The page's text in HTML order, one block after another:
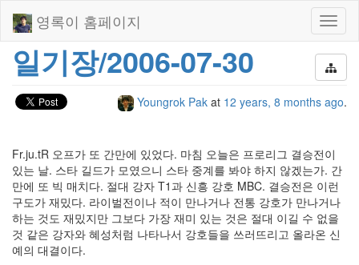
영록이 홈페이지
일기장/2006-07-30
Youngrok Pak at 12 years, 8 months ago.
Fr.ju.tR 오프가 또 간만에 있었다. 마침 오늘은 프로리그 결승전이
있는 날. 스타 길드가 모였으니 스타 중계를 봐야 하지 않겠는가. 간
만에 또 빅 매치다. 절대 강자 T1과 신흥 강호 MBC. 결승전은 이런
구도가 재밌다. 라이벌전이나 적이 만나거나 전통 강호가 만나거나
하는 것도 재밌지만 그보다 가장 재미 있는 것은 절대 이길 수 없을
것 같은 강자와 혜성처럼 나타나서 강호들을 쓰러뜨리고 올라온 신
예의 대결이다.